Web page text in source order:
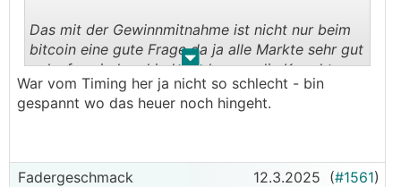
. .
Das mit der Gewinnmitnahme ist nicht nur beim
bitcoin eine gute Frage da ja alle Markte sehr gut
gelaufen sind und jeder schon an die Korrektur
glaubt.
bin auch am überlegen meinen etf Gewinn im Q1
Sorry fürs off topic.
War vom Timing her ja nicht so schlecht - bin
gespannt wo das heuer noch hingeht.
Fadergeschmack 12.3.2025 (#1561)